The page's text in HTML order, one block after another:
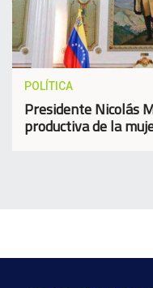
POLÍTICA
Presidente Nicolás
productiva de la